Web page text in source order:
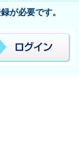
が必要です。